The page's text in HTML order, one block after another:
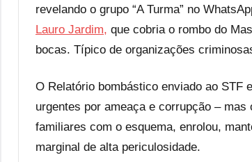
revelando o grupo “A Turma” no
Lauro Jardim, que cobria o rombo do
bocas. Típico de organizações
O Relatório bombástico enviado ao STF
urgentes por ameaça e corrupção –
familiares com o esquema, enrolou,
marginal de alta periculosidade.